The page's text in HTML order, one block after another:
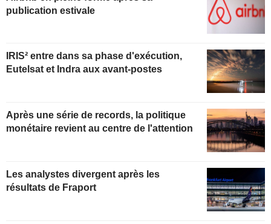
publication estivale
IRIS² entre dans sa phase d'exécution,
Eutelsat et Indra aux avant-postes
Après une série de records, la politique
monétaire revient au centre de l'attention
Les analystes divergent après les
résultats de Fraport